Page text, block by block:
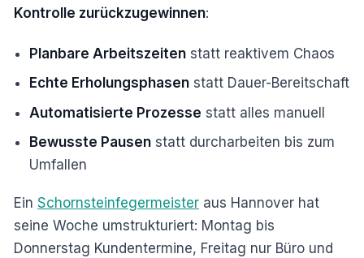
Kontrolle zurückzugewinnen:
Planbare Arbeitszeiten statt reaktivem Chaos
Echte Erholungsphasen statt Dauer-Bereitschaft
Automatisierte Prozesse statt alles manuell
Bewusste Pausen statt durcharbeiten bis zum
Umfallen
Ein Schornsteinfegermeister aus Hannover hat
seine Woche umstrukturiert: Montag bis
Donnerstag Kundentermine, Freitag nur Büro und